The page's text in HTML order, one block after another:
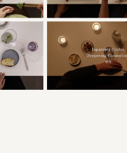
的工芸品産業振興協会